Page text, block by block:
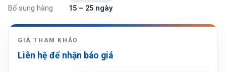
Bổ sung hàng 15 – 25 ngày
GIÁ THAM KHẢO
Liên hệ để nhận báo giá